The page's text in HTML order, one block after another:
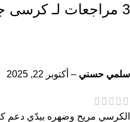
3 مراجعات لـ كرسى
سلمي حسني – أكتوبر 22, 2025
الكرسي مريح وضهره بيدّي دعم